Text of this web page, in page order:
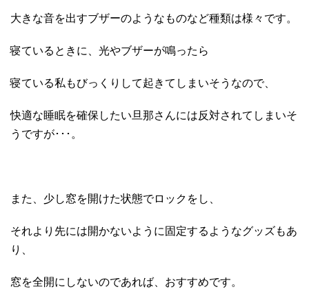
大きな音を出すブザーのようなものなど種類は様々です。
寝ているときに、光やブザーが鳴ったら
寝ている私もびっくりして起きてしまいそうなので、
快適な睡眠を確保したい旦那さんには反対されてしまいそ
うですが･･･。
また、少し窓を開けた状態でロックをし、
それより先には開かないように固定するようなグッズもあ
り、
窓を全開にしないのであれば、おすすめです。